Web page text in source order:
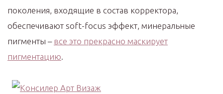
поколения, входящие в состав корректора,
обеспечивают soft-focus эффект, минеральные
пигменты – все это прекрасно маскирует
пигментацию